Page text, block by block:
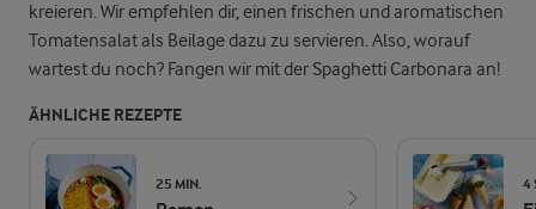
kreieren. Wir empfehlen dir, einen frischen und aromatischen
Tomatensalat als Beilage dazu zu servieren. Also, worauf
wartest du noch? Fangen wir mit der Spaghetti Carbonara an!
ÄHNLICHE REZEPTE
25 MIN. 4